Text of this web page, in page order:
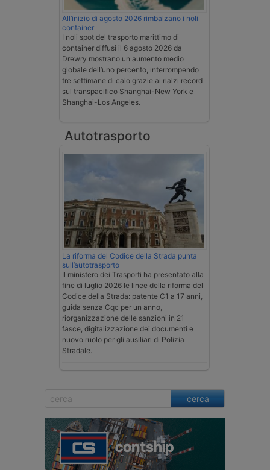
All’inizio di agosto 2026 rimbalzano i noli
container
I noli spot del trasporto marittimo di
container diffusi il 6 agosto 2026 da
Drewry mostrano un aumento medio
globale dell’uno percento, interrompendo
tre settimane di calo grazie ai rialzi record
sul transpacifico Shanghai-New York e
Shanghai-Los Angeles.
Autotrasporto
La riforma del Codice della Strada punta
sull’autotrasporto
Il ministero dei Trasporti ha presentato alla
fine di luglio 2026 le linee della riforma del
Codice della Strada: patente C1 a 17 anni,
guida senza Cqc per un anno,
riorganizzazione delle sanzioni in 21
fasce, digitalizzazione dei documenti e
nuovo ruolo per gli ausiliari di Polizia
Stradale.
cerca